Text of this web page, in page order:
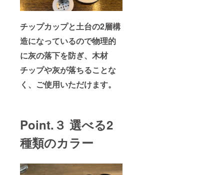
チップカップと土台の2層構
造になっているので物理的
に灰の落下を防ぎ、木材
チップや灰が落ちることな
く、ご使用いただけます。
Point.３ 選べる2
種類のカラー